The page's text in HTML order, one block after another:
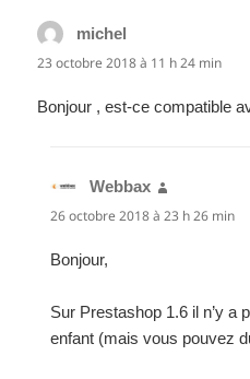
michel
23 octobre 2018 à 11 h 24 min
Bonjour , est-ce compatible
Webbax
26 octobre 2018 à 23 h 26 min
Bonjour,
Sur Prestashop 1.6 il n’y a
enfant (mais vous pouvez